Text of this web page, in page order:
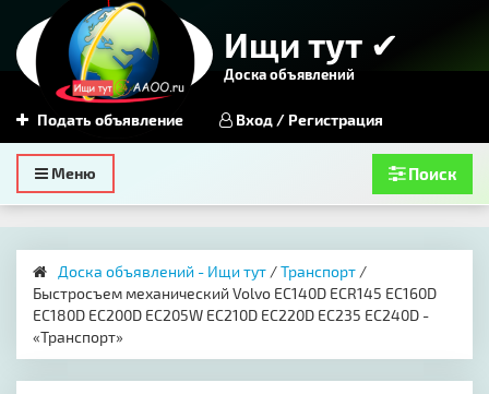
Ищи тут ✔
Доска объявлений
Подать объявление Вход / Регистрация
Toggle
navigation
Меню Поиск
Доска объявлений - Ищи тут /Транспорт / ​
Быстросъем механический Volvo EC140D ECR145 EC160D
EC180D EC200D EC205W EC210D EC220D EC235 EC240D -
«Транспорт»